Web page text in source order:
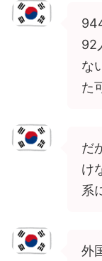
92
な
た
だ
け
系
外